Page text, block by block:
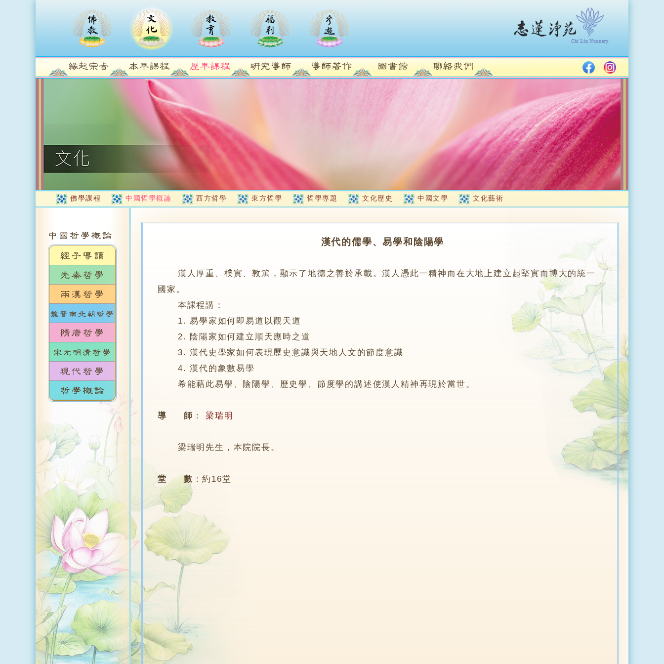
佛學課程 中國哲學概論 西方哲學 東方哲學 哲學專題 文化歷史 中國文學 文化藝術
漢代的儒學、易學和陰陽學
漢人厚重、樸實、敦篤，顯示了地德之善於承載。漢人憑此一精神而在大地上建立起堅實而博大的統一
國家。
本課程講：
1. 易學家如何即易道以觀天道
2. 陰陽家如何建立順天應時之道
3. 漢代史學家如何表現歷史意識與天地人文的節度意識
4. 漢代的象數易學
希能藉此易學、陰陽學、歷史學、節度學的講述使漢人精神再現於當世。
導 師 ： 梁瑞明
梁瑞明先生，本院院長。
堂 數 ：約16堂